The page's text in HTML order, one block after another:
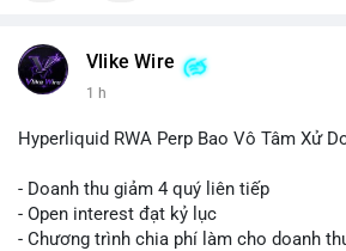
thanh khoản trước khi đẩy giá. Nếu số
sàn tập trung, áp lực bán tiềm năng sẽ
củng cố niềm tin cho xu hướng tăng.
Lời khuyên:
Nhà đầu tư nên theo dõi sát dòng tiền
Nếu BTC được nạp thêm lên sàn, cần
Vlike Wire
1 h
Hyperliquid RWA Perp Bao Vô Tâm Xử
- Doanh thu giảm 4 quý liên tiếp
- Open interest đạt kỷ lục
- Chương trình chia phí làm cho doanh